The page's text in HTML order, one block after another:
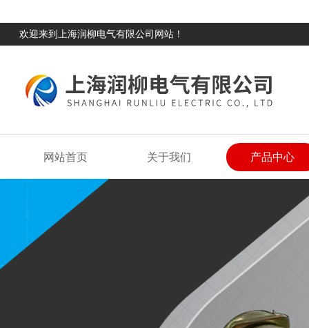
欢迎来到上海润柳电气有限公司网站！
网站首页 关于我们 产品中心